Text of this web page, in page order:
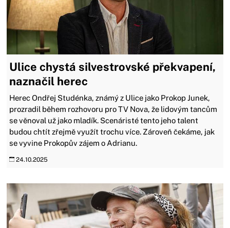
Ulice chystá silvestrovské překvapení,
naznačil herec
Herec Ondřej Studénka, známý z Ulice jako Prokop Junek,
prozradil během rozhovoru pro TV Nova, že lidovým tancům
se věnoval už jako mladík. Scenáristé tento jeho talent
budou chtít zřejmě využít trochu více. Zároveň čekáme, jak
se vyvine Prokopův zájem o Adrianu.
24.10.2025